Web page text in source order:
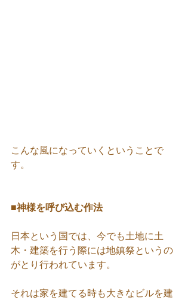
こんな風になっていくということで
す。
■神様を呼び込む作法
日本という国では、今でも土地に土
木・建築を行う際には地鎮祭というの
がとり行われています。
それは家を建てる時も大きなビルを建